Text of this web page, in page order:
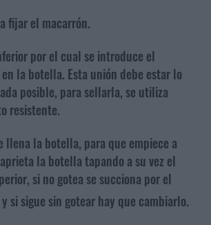
fijar el macarrón.
por el cual se introduce el
la botella. Esta unión debe estar lo
posible, para sellarla, se utiliza
resistente.
llena la botella, para que empiece a
la botella tapando a su vez el
si no gotea se succiona por el
si sigue sin gotear hay que cambiarlo.